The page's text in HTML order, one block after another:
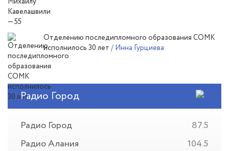
Отделению последипломного образования СОМК
исполнилось 30 лет / Инна Гурциева
Радио Город
Радио Город
87.5
Радио Алания
104.5